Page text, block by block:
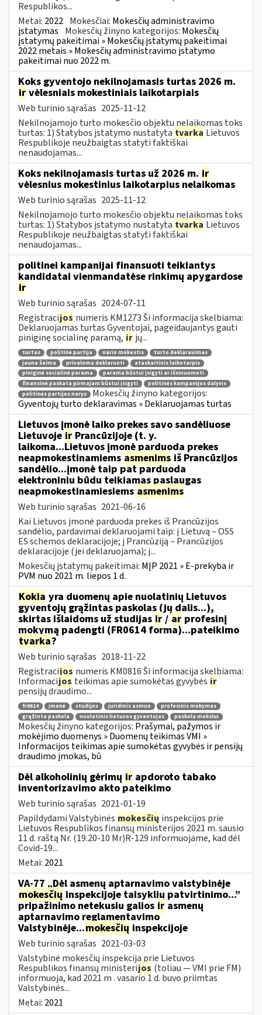
Respublikos...
Metai: 2022 Mokesčiai: Mokesčių administravimo
įstatymas Mokesčių žinyno kategorijos: Mokesčių
įstatymų pakeitimai » Mokesčių įstatymų pakeitimai
2022 metais » Mokesčių administravimo įstatymo
pakeitimai nuo 2022 m.
Koks gyventojo nekilnojamasis turtas 2026 m.
ir vėlesniais mokestiniais laikotarpiais
Web turinio sąrašas 2025-11-12
Nekilnojamojo turto mokesčio objektu nelaikomas toks
turtas: 1) Statybos įstatymo nustatyta tvarka Lietuvos
Respublikoje neužbaigtas statyti faktiškai
nenaudojamas...
Koks nekilnojamasis turtas už 2026 m. ir
vėlesnius mokestinius laikotarpius nelaikomas
Web turinio sąrašas 2025-11-12
Nekilnojamojo turto mokesčio objektu nelaikomas toks
turtas: 1) Statybos įstatymo nustatyta tvarka Lietuvos
Respublikoje neužbaigtas statyti faktiškai
nenaudojamas...
politinei kampanijai finansuoti teikiantys
kandidatai vienmandatėse rinkimų apygardose
ir
Web turinio sąrašas 2024-07-11
Registracijos numeris KM1273 Ši informacija skelbiama:
Deklaruojamas turtas Gyventojai, pageidaujantys gauti
piniginę socialinę paramą, ir jų...
turtas politinė partija nario mokestis
turto deklaravimas
jauna šeima
privaloma deklaruoti
ataskaitinis laikotarpis
piniginė socialinė parama
parama būstui įsigyti ar išsinuomoti
finansinė paskata pirmajam būstui įsigyti
politinės kampanijos dalyvis
politinės partijos narys
Mokesčių žinyno kategorijos:
Gyventojų turto deklaravimas » Deklaruojamas turtas
Lietuvos įmonė laiko prekes savo sandėliuose
Lietuvoje ir Prancūzijoje (t. y.
laikoma...Lietuvos įmonė parduoda prekes
neapmokestinamiems asmenims iš Prancūzijos
sandėlio...įmonė taip pat parduoda
elektroniniu būdu teikiamas paslaugas
neapmokestinamiesiems asmenims
Web turinio sąrašas 2021-06-16
Kai Lietuvos įmonė parduoda prekes iš Prancūzijos
sandėlio, pardavimai deklaruojami taip: į Lietuvą – OSS
ES schemos deklaracijoje; į Prancūziją – Prancūzijos
deklaracijoje (jei deklaruojama); į...
Mokesčių įstatymų pakeitimai: MĮP 2021 » E-prekyba ir
PVM nuo 2021 m. liepos 1 d.
Kokia yra duomenų apie nuolatinių Lietuvos
gyventojų grąžintas paskolas (jų dalis...),
skirtas išlaidoms už studijas ir / ar profesinį
mokymą padengti (FR0614 forma)...pateikimo
tvarka?
Web turinio sąrašas 2018-11-22
Registracijos numeris KM0816 Ši informacija skelbiama:
Informacijosteikimas apie sumokėtas gyvybės ir
pensijų draudimo...
fr0614 įmonė studijos juridinis asmuo
profesinis mokymas
grąžinta paskola
nuolatinis lietuvos gyventojas paskola mokslui
Mokesčių žinyno kategorijos: Prašymai, pažymos ir
mokėjimo duomenys » Duomenų teikimas VMI »
Informacijos teikimas apie sumokėtas gyvybės ir pensijų
draudimo įmokas, bū
Dėl alkoholinių gėrimų ir apdoroto tabako
inventorizavimo akto pateikimo
Web turinio sąrašas 2021-01-19
Papildydami Valstybinės mokesčių inspekcijos prie
Lietuvos Respublikos finansų ministerijos 2021 m. sausio
11 d. raštą Nr. (19.20-10 Mr)R-129 informuojame, kad dėl
Covid-19...
Metai: 2021
VA-77 „Dėl asmenų aptarnavimo valstybinėje
mokesčių inspekcijoje taisyklių patvirtinimo...”
pripažinimo netekusiu galios ir asmenų
aptarnavimo reglamentavimo
Valstybinėje...mokesčių inspekcijoje
Web turinio sąrašas 2021-03-03
Valstybinė mokesčių inspekcija prie Lietuvos
Respublikos finansų ministerijos (toliau — VMI prie FM)
informuoja, kad 2021 m . vasario 1 d. buvo priimtas
Valstybinės...
Metai: 2021